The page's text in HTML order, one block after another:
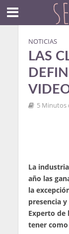
NOTICIAS
LAS
5 Minutos
La
año las
la
presencia
Experto de
tener